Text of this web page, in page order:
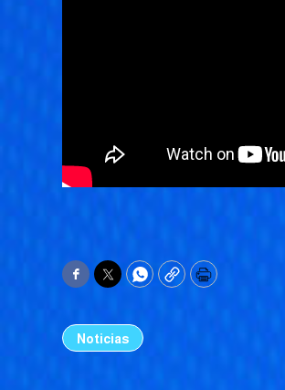
Facebook
TwitterWhatsApp
CopyPrint
Noticias